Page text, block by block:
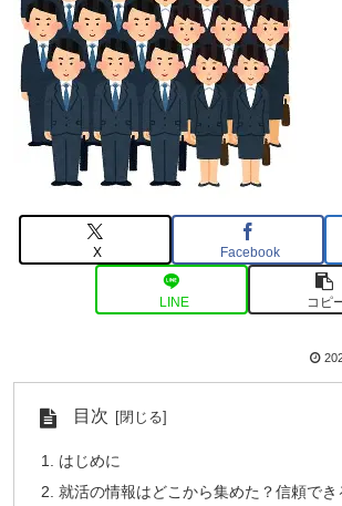
X Facebook
LINE コピ
目次
はじめに
就活の情報はどこから集めた？信頼で